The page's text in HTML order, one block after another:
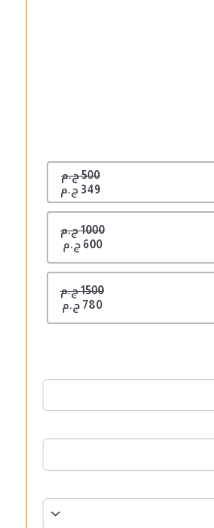
500 ج.م
349 ج.م
1000 ج.م
600 ج.م
1500 ج.م
780 ج.م